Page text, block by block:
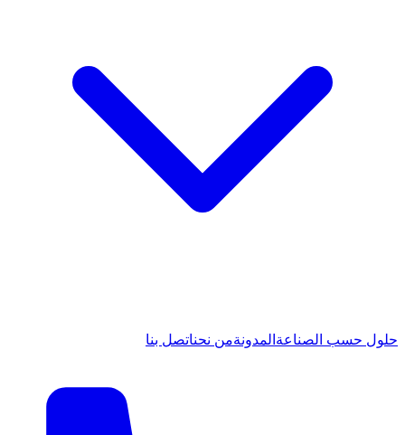
حلول حسب الصناعة المدونةمن نحناتصل بنا